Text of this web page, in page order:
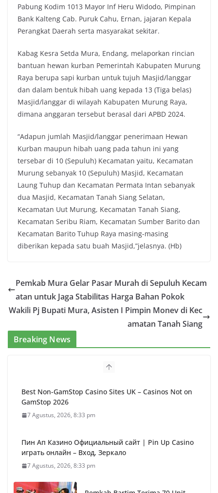
Pabung Kodim 1013 Mayor Inf Heru Widodo, Pimpinan
Bank Kalteng Cab. Puruk Cahu, Ernan, jajaran Kepala
Perangkat Daerah serta masyarakat sekitar.
Kabag Kesra Setda Mura, Endang, melaporkan rincian
bantuan hewan kurban Pemerintah Kabupaten Murung
Raya berupa sapi kurban untuk tujuh Masjid/langgar
dan dalam bentuk hibah uang kepada 13 (Tiga belas)
Masjid/langgar di wilayah Kabupaten Murung Raya,
dimana anggaran tersebut berasal dari APBD 2024.
“Adapun jumlah Masjid/langgar penerimaan Hewan
Kurban maupun hibah uang pada tahun ini yang
tersebar di 10 (Sepuluh) Kecamatan yaitu, Kecamatan
Murung sebanyak 10 (Sepuluh) Masjid, Kecamatan
Laung Tuhup dan Kecamatan Permata Intan sebanyak
dua Masjid, Kecamatan Tanah Siang Selatan,
Kecamatan Uut Murung, Kecamatan Tanah Siang,
Kecamatan Seribu Riam, Kecamatan Sumber Barito dan
Kecamatan Barito Tuhup Raya masing-masing
diberikan kepada satu buah Masjid,”jelasnya. (Hb)
Pemkab Mura Gelar Pasar Murah di Sepuluh Kecam
atan untuk Jaga Stabilitas Harga Bahan Pokok
Wakili Pj Bupati Mura, Asisten I Pimpin Monev di Kec
amatan Tanah Siang
Breaking News
Best Non-GamStop Casino Sites UK – Casinos Not on
GamStop 2026
7 Agustus, 2026, 8:33 pm
Пин Ап Казино Официальный сайт | Pin Up Casino
играть онлайн – Вход, Зеркало
7 Agustus, 2026, 8:33 pm